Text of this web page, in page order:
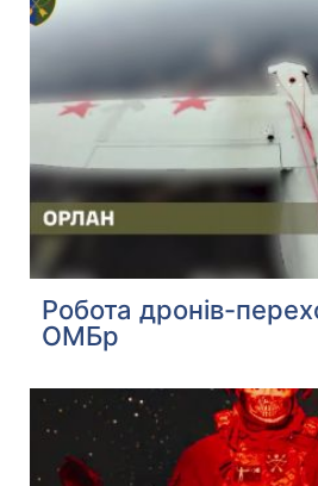
Робота дронів-
ОМБр